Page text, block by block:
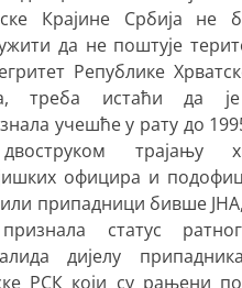
Крајине Србија не
да не поштује
Републике
треба истаћи да
учешће у рату до
трајању
официра и
припадници бивше
статус
дијелу
РСК који су рањени